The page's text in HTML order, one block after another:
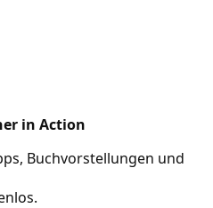
in Action
Buchvorstellungen und